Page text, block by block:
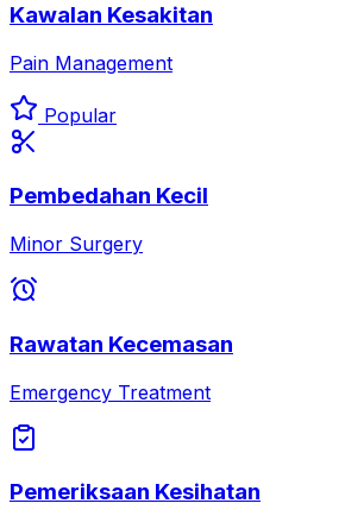
Kawalan Kesakitan
Pain Management
Popular
Pembedahan Kecil
Minor Surgery
Rawatan Kecemasan
Emergency Treatment
Pemeriksaan Kesihatan